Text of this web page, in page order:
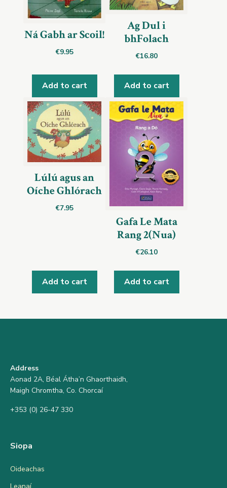
Ná Gabh ar Scoil!
€9.95
Add to cart
Ag Dul i
bhFolach
€16.80
Add to cart
Lúlú agus an
Oíche Ghlórach
€7.95
Add to cart
Gafa Le Mata
Rang 2(Nua)
€26.10
Add to cart
Address
Aonad 2A, Béal Átha’n Ghaorthaidh,
Maigh Chromtha, Co. Chorcaí
+353 (0) 26-47 330
Siopa
Oideachas
Leanaí